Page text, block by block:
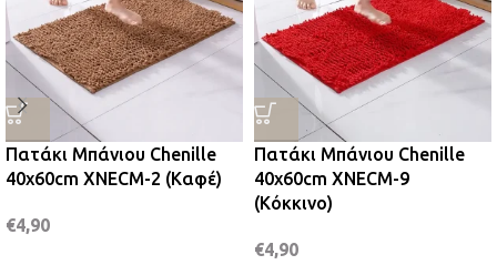
Πατάκι Μπάνιου Chenille
40x60cm XNECM-2 (Καφέ)
€4,90
Πατάκι Μπάνιου Chenille
40x60cm XNECM-9
(Κόκκινο)
€4,90